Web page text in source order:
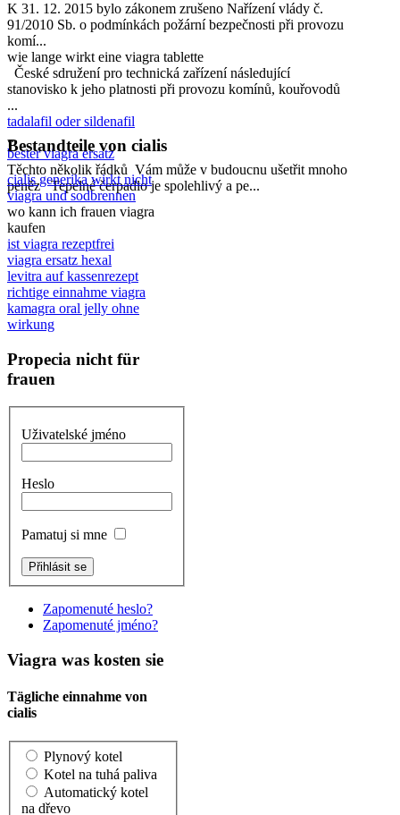
K 31. 12. 2015 bylo zákonem zrušeno Nařízení vlády č.
91/2010 Sb. o podmínkách požární bezpečnosti při provozu
komí...
wie lange wirkt eine viagra tablette
České sdružení pro technická zařízení následující
stanovisko k jeho platnosti při provozu komínů, kouřovodů
...
tadalafil oder sildenafil
...
bester viagra ersatz
Těchto několik řádků Vám může v budoucnu ušetřit mnoho
peněz Tepelné čerpadlo je spolehlivý a pe...
Bestandteile von cialis
cialis generika wirkt nicht
viagra und sodbrennen
wo kann ich frauen viagra
kaufen
ist viagra rezeptfrei
viagra ersatz hexal
levitra auf kassenrezept
richtige einnahme viagra
kamagra oral jelly ohne
wirkung
Propecia nicht für
frauen
Uživatelské jméno
Heslo
Pamatuj si mne
Zapomenuté heslo?
Zapomenuté jméno?
Viagra was kosten sie
Tägliche einnahme von
cialis
Plynový kotel
Kotel na tuhá paliva
Automatický kotel
na dřevo